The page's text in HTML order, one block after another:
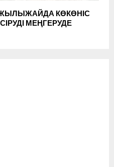
ЖЫЛЫЖАЙДА КӨКӨНІС
МЕҢГЕРУДЕ